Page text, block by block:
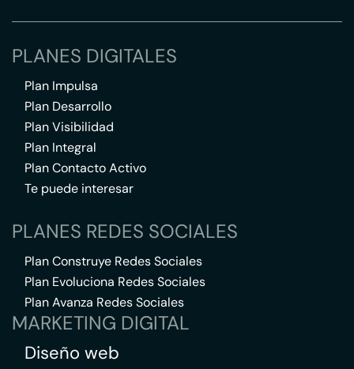
PLANES DIGITALES
Plan Impulsa
Plan Desarrollo
Plan Visibilidad
Plan Integral
Plan Contacto Activo
Te puede interesar
PLANES REDES SOCIALES
Plan Construye Redes Sociales
Plan Evoluciona Redes Sociales
Plan Avanza Redes Sociales
MARKETING DIGITAL
Diseño web